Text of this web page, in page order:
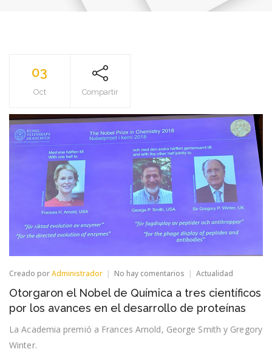
03
Oct Compartir
Creado porAdministrador No hay comentarios en
el
Nobel
de
Química
a
Actualidad
Otorgaron el Nobel de Química a tres científicos
por los avances en el desarrollo de proteínas
La Academia premió a Frances Arnold, George Smith y Gregory
Winter.